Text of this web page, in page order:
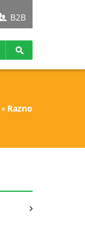
» razno
B2B